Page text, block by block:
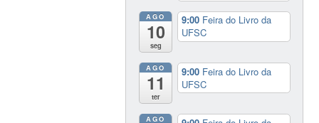
AGO
10
seg
9:00 Feira do Livro da
UFSC
AGO
11
ter
9:00 Feira do Livro da
UFSC
AGO